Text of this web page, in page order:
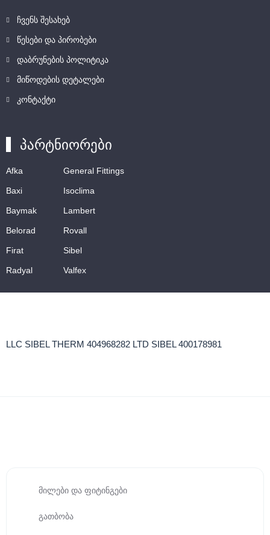
ჩვენს შესახებ
წესები და პირობები
დაბრუნების პოლიტიკა
მიწოდების დეტალები
კონტაქტი
პარტნიორები
Afka
Baxi
Baymak
Belorad
Firat
Radyal
General Fittings
Isoclima
Lambert
Rovall
Sibel
Valfex
LLC SIBEL THERM 404968282 LTD SIBEL 400178981
მილები და ფიტინგები
გათბობა